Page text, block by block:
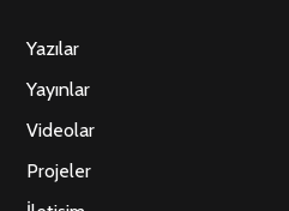
Yazılar
Yayınlar
Videolar
Projeler